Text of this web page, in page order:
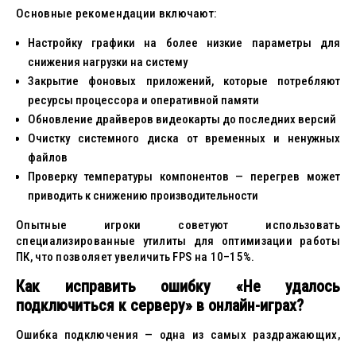
Основные рекомендации включают:
Настройку графики на более низкие параметры для
снижения нагрузки на систему
Закрытие фоновых приложений, которые потребляют
ресурсы процессора и оперативной памяти
Обновление драйверов видеокарты до последних версий
Очистку системного диска от временных и ненужных
файлов
Проверку температуры компонентов — перегрев может
приводить к снижению производительности
Опытные игроки советуют использовать
специализированные утилиты для оптимизации работы
ПК, что позволяет увеличить FPS на 10–15%.
Как исправить ошибку «Не удалось
подключиться к серверу» в онлайн-играх?
Ошибка подключения — одна из самых раздражающих,